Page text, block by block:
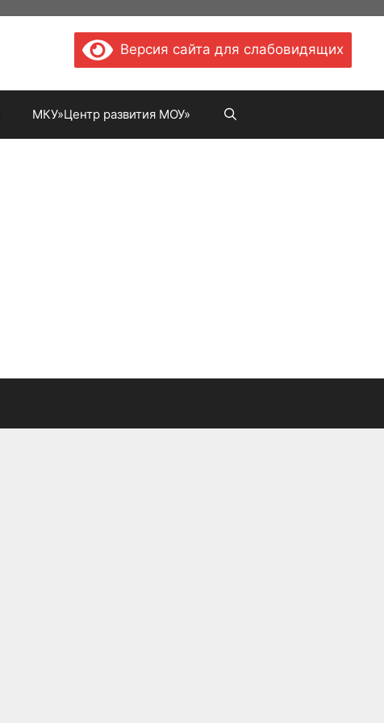
Версия сайта для слабовидящих
МКУ»Центр развития МОУ»